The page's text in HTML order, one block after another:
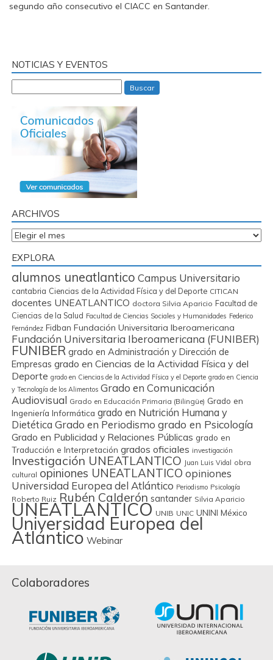
segundo año consecutivo el CIACC en Santander.
NOTICIAS Y EVENTOS
Buscar
ARCHIVOS
Archivos
EXPLORA
alumnos uneatlantico Campus Universitario
cantabria Ciencias de la Actividad Física y del Deporte CITICAN
docentes UNEATLANTICO doctora Silvia Aparicio Facultad de
Ciencias de la Salud Facultad de Ciencias Sociales y Humanidades Federico
Fernández Fidban Fundación Universitaria Iberoamericana
Fundación Universitaria Iberoamericana (FUNIBER)
FUNIBER grado en Administración y Dirección de
Empresas grado en Ciencias de la Actividad Física y del
Deporte grado en Ciencias de la Actividad Física y el Deporte grado en Ciencia
y Tecnología de los Alimentos Grado en Comunicación
Audiovisual Grado en Educación Primaria (Bilingüe) Grado en
Ingeniería Informática grado en Nutrición Humana y
Dietética Grado en Periodismo grado en Psicología
Grado en Publicidad y Relaciones Públicas grado en
Traducción e Interpretación grados oficiales investigación
Investigación UNEATLANTICO Juan Luis Vidal
obra
cultural opiniones UNEATLANTICO opiniones
Universidad Europea del Atlántico Periodismo Psicología
Roberto Ruiz Rubén Calderón santander Silvia Aparicio
UNEATLANTICO UNIB UNIC UNINI México
Universidad Europea del
Atlántico Webinar
Colaboradores